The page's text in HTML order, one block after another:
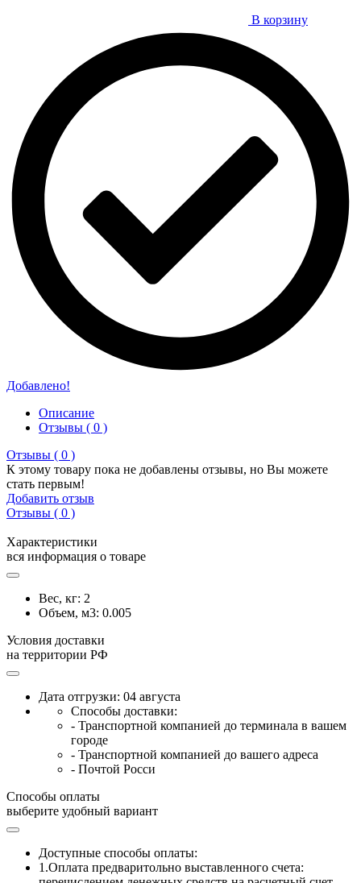
В корзину
Добавлено!
Описание
Отзывы ( 0 )
Отзывы ( 0 )
К этому товару пока не добавлены отзывы, но Вы можете
стать первым!
Добавить отзыв
Отзывы ( 0 )
Характеристики
вся информация о товаре
Вес, кг: 2
Объем, м3: 0.005
Условия доставки
на территории РФ
Дата отгрузки: 04 августа
Способы доставки:
- Транспортной компанией до терминала в вашем
городе
- Транспортной компанией до вашего адреса
- Почтой Росси
Способы оплаты
выберите удобный вариант
Доступные способы оплаты:
1.Оплата предваритольно выставленного счета: